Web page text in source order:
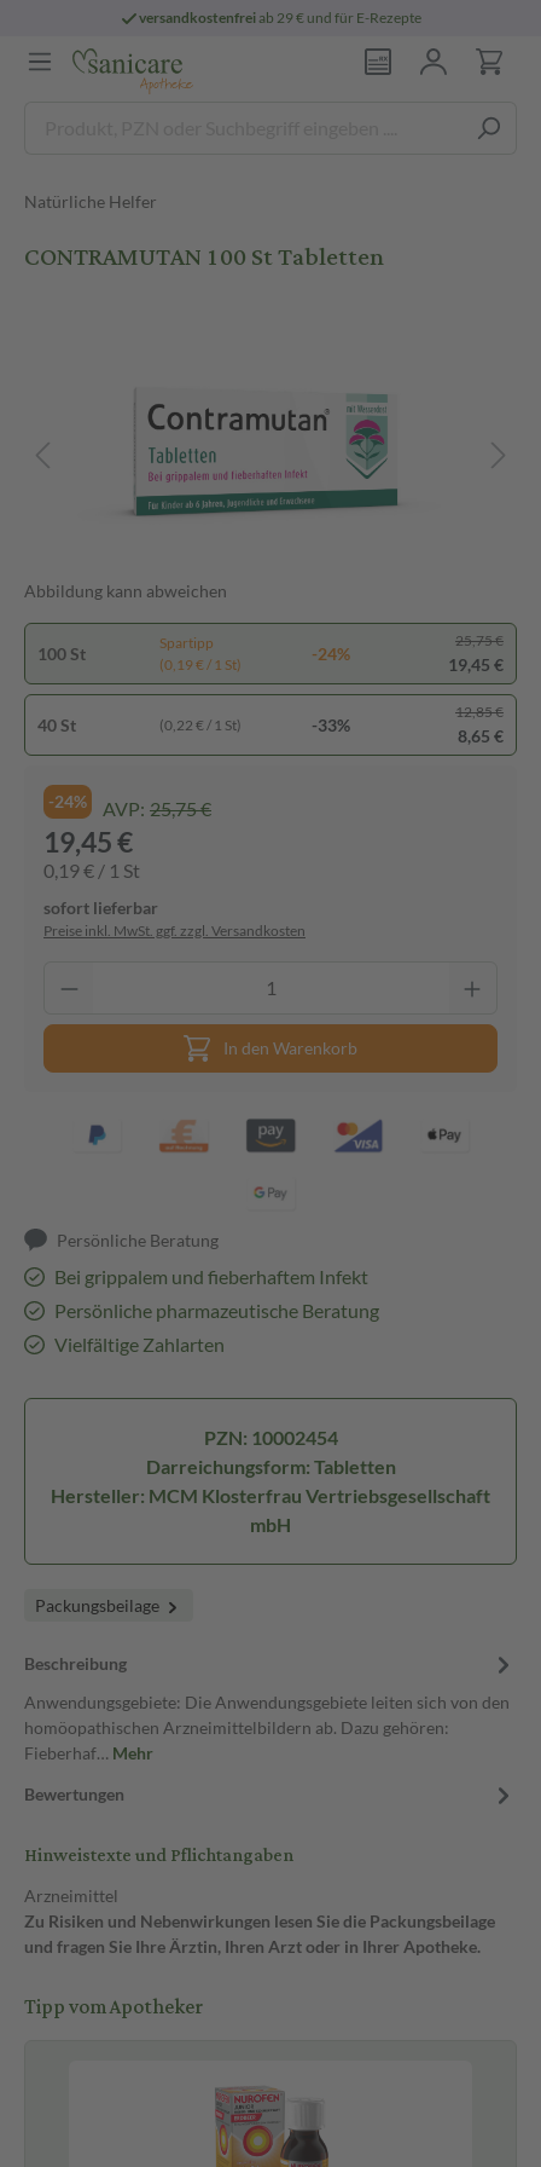
versandkostenfreiab 29 € und für E-Rezepte
Natürliche Helfer
CONTRAMUTAN 100 St Tabletten
Abbildung kann abweichen
100 St
Spartipp
(0,19 € / 1 St)
-24%
25,75 €
19,45 €
40 St (0,22 € / 1 St) -33%
12,85 €
8,65 €
-24% AVP: 25,75 €
19,45 €
0,19 € / 1 St
sofort lieferbar
Preise inkl. MwSt. ggf. zzgl. Versandkosten
In den Warenkorb
Persönliche Beratung
Bei grippalem und fieberhaftem Infekt
Persönliche pharmazeutische Beratung
Vielfältige Zahlarten
PZN: 10002454
Darreichungsform: Tabletten
Hersteller: MCM Klosterfrau Vertriebsgesellschaft
mbH
Packungsbeilage
Beschreibung
Anwendungsgebiete: Die Anwendungsgebiete leiten sich von den
homöopathischen Arzneimittelbildern ab. Dazu gehören:
Fieberhaf… Mehr
Bewertungen
Hinweistexte und Pflichtangaben
Arzneimittel
Zu Risiken und Nebenwirkungen lesen Sie die Packungsbeilage
und fragen Sie Ihre Ärztin, Ihren Arzt oder in Ihrer Apotheke.
Tipp vom Apotheker